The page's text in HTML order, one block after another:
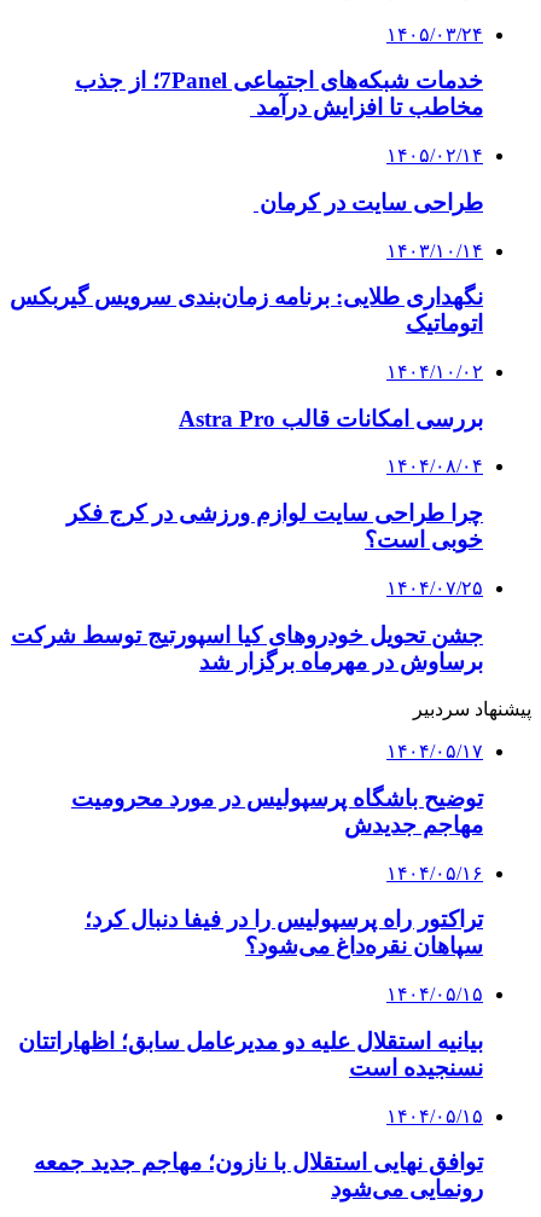
۱۴۰۵/۰۳/۲۴
خدمات شبکه‌های اجتماعی 7Panel؛ از جذب
مخاطب تا افزایش درآمد
۱۴۰۵/۰۲/۱۴
طراحی سایت در کرمان
۱۴۰۳/۱۰/۱۴
نگهداری طلایی: برنامه زمان‌بندی سرویس گیربکس
اتوماتیک
۱۴۰۴/۱۰/۰۲
بررسی امکانات قالب Astra Pro
۱۴۰۴/۰۸/۰۴
چرا طراحی سایت لوازم ورزشی در کرج فکر
خوبی است؟
۱۴۰۴/۰۷/۲۵
جشن تحویل خودروهای کیا اسپورتیج توسط شرکت
برساوش در مهرماه برگزار شد
پیشنهاد سردبیر
۱۴۰۴/۰۵/۱۷
توضیح باشگاه پرسپولیس در مورد محرومیت
مهاجم جدیدش
۱۴۰۴/۰۵/۱۶
تراکتور راه پرسپولیس را در فیفا دنبال کرد؛
سپاهان نقره‌داغ می‌شود؟
۱۴۰۴/۰۵/۱۵
بیانیه استقلال علیه دو مدیرعامل سابق؛ اظهاراتتان
نسنجیده است
۱۴۰۴/۰۵/۱۵
توافق نهایی استقلال با نازون؛ مهاجم جدید جمعه
رونمایی می‌شود